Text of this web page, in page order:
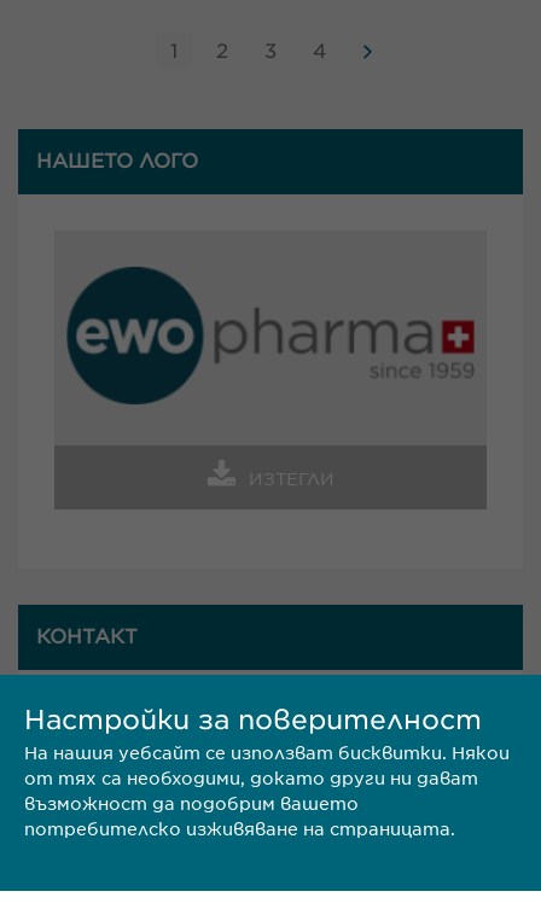
НАШЕТО ЛОГО
ИЗТЕГЛИ
КОНТАКТ
Ewopharma България
Адрес: гр. София 1618,
ул. Пирински проход 24
Телефон: (00359 2) 962 12 00;
1 2 3 4
Настройки за поверителност
На нашия уебсайт се използват бисквитки. Някои
от тях са необходими, докато други ни дават
възможност да подобрим вашето
потребителско изживяване на страницата.